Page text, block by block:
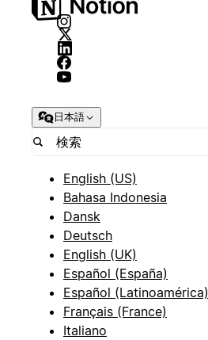
日本語
English (US)
Bahasa Indonesia
Dansk
Deutsch
English (UK)
Español (España)
Español (Latinoamérica)
Français (France)
Italiano